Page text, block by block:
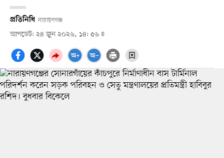
প্রতিনিধি নারায়ণগঞ্জ
আপডেট: ২৪ জুন ২০২৬, ১৪: ৫৬